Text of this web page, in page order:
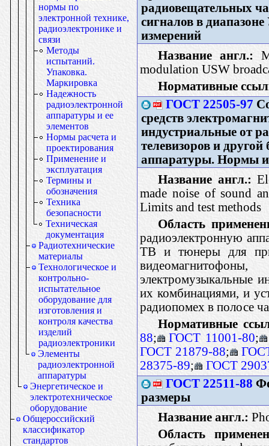
нормы по
электронной технике,
радиоэлектронике и
связи
Методы
испытаний.
Упаковка.
Маркировка
Надежность
радиоэлектронной
аппаратуры и ее
элементов
Нормы расчета и
проектирования
Применение и
эксплуатация
Термины и
обозначения
Техника
безопасности
Техническая
документация
Радиотехнические
материалы
Технологическое и
контрольно-
испытательное
оборудование для
изготовления и
контроля качества
изделий
радиоэлектроники
Элементы
радиоэлектронной
аппаратуры
Энергетическое и
электротехническое
оборудование
Общероссийский
классификатор
стандартов
радиовещательных
сигналов в
измерений
Название англ.:
modulation USW
Нормативные
ГОСТ 22505-97
средств
индустриальные от
телевизоров и
аппаратуры. Нормы
Название англ.:
made noise of sound
Limits and test methods
Область
радиоэлектронную
ТВ и тюнеры для
электромузыкальные
их комбинациями, и
радиопомех в полосе
Нормативные
88; ГОСТ 11001-80;
ГОСТ 21879-88;
28375-89;
ГОСТ
ГОСТ 22511-88
размеры
Название англ.:
Область